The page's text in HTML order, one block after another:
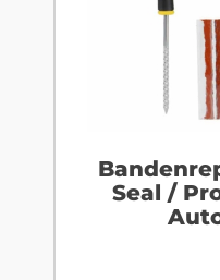
Seal /